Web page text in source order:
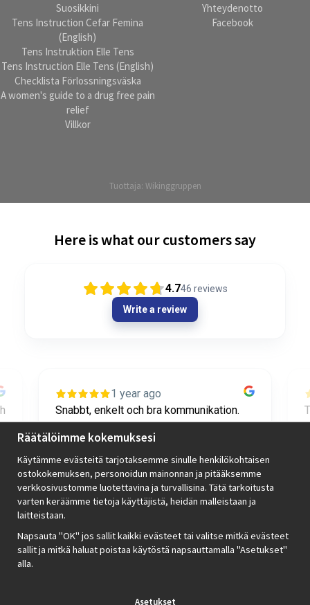
Suosikkini
Tens Instruction Cefar Femina
(English)
Tens Instruktion Elle Tens
Tens Instruction Elle Tens (English)
Checklista Förlossningsväska
A women's guide to a drug free pain
relief
Villkor
Yhteydenotto
Facebook
Tuottaja: Wikinggruppen
Here is what our customers say
4.746 reviews
Write a review
1 year ago
Snabbt, enkelt och bra kommunikation.
Toppen!
Axel Diedrichs
Page
Review widgetby
Räätälöimme kokemuksesi
Käytämme evästeitä tarjotaksemme sinulle henkilökohtaisen
ostokokemuksen, personoidun mainonnan ja pitääksemme
verkkosivustomme luotettavina ja turvallisina. Tätä tarkoitusta
varten keräämme tietoja käyttäjistä, heidän malleistaan ​​ja
laitteistaan.
Napsauta "OK" jos sallit kaikki evästeet tai valitse mitkä evästeet
sallit ja mitkä haluat poistaa käytöstä napsauttamalla "Asetukset"
alla.
Asetukset